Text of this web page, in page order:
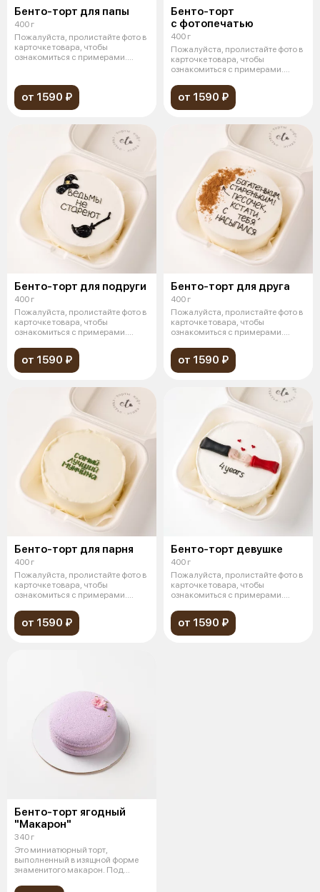
Бенто-торт для папы
400 г
Пожалуйста, пролистайте фото в
карточке товара, чтобы
ознакомиться с примерами.
от 1590 ₽
Бенто-торт
с фотопечатью
400 г
Пожалуйста, пролистайте фото в
карточке товара, чтобы
ознакомиться с примерами.
от 1590 ₽
Бенто-торт для подруги
400 г
Пожалуйста, пролистайте фото в
карточке товара, чтобы
ознакомиться с примерами.
от 1590 ₽
Бенто-торт для друга
400 г
Пожалуйста, пролистайте фото в
карточке товара, чтобы
ознакомиться с примерами.
от 1590 ₽
Бенто-торт для парня
400 г
Пожалуйста, пролистайте фото в
карточке товара, чтобы
ознакомиться с примерами.
от 1590 ₽
Бенто-торт девушке
400 г
Пожалуйста, пролистайте фото в
карточке товара, чтобы
ознакомиться с примерами.
от 1590 ₽
Бенто-торт ягодный
"Макарон"
340 г
Это миниатюрный торт,
выполненный в изящной форме
знаменитого макарон. Под